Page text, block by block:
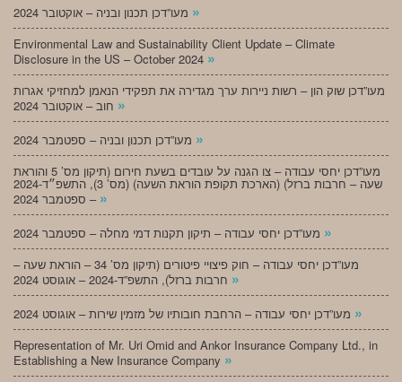
»
Environmental Law and Sustainability Client Update – Climate
Disclosure in the US – October 2024 »
מעו”דכן שוק הון – רשות ניירות ערך מגדירה את תפקידי הנאמן למחזיקי אגרות
»
»
מעו”דכן יחסי עבודה – צו הגנה על עובדים בשעת חירום (תיקון מס’ 5 והוראת
שעה – חרבות ברזל) (הארכת תקופת הוראת השעה) (מס’ 3), התשפ״ד-2024
– ספטמבר 2024 »
»
מעו”דכן יחסי עבודה – חוק פיצויי פיטורים (תיקון מס’ 34 – הוראת שעה –
»
»
Representation of Mr. Uri Omid and Ankor Insurance Company Ltd., in
Establishing a New Insurance Company »